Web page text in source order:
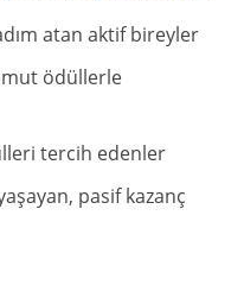
atan aktif bireyler
ödüllerle
tercih edenler
pasif kazanç